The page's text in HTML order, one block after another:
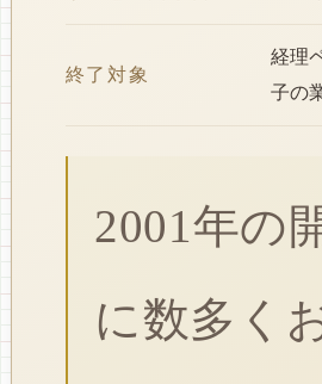
終了対象
経理
子の
2001年の
に数多く